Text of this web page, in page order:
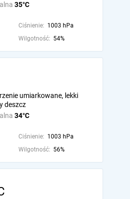
35°C
Ciśnienie: 1003 hPa
Wilgotność: 54%
34°C
umiarkowane, lekki
deszcz
Ciśnienie: 1003 hPa
Wilgotność: 56%